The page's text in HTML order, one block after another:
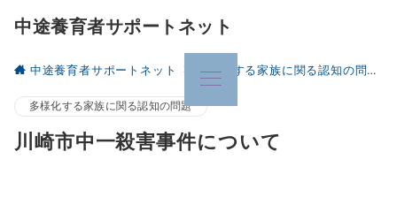
中途養育者サポートネット
中途養育者サポートネット 多様化する家族に関る認知の問題
多様化する家族に関る認知の問題
川崎市中一殺害事件について